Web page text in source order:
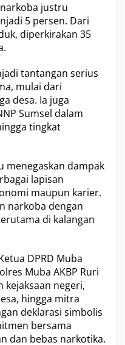
justru
5 persen. Dari
diperkirakan 35
tantangan serius
mulai dari
desa. Ia juga
Sumsel dalam
tingkat
menegaskan dampak
lapisan
maupun karier.
narkoba dengan
di kalangan
DPRD Muba
Muba AKBP Ruri
kejaksaan negeri,
hingga mitra
deklarasi simbolis
bersama
dan bebas narkotika.